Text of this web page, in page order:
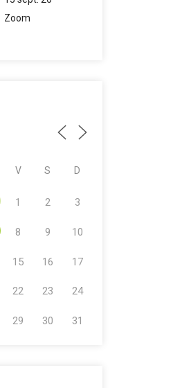
Zoom
V S D
1 2 3
8 9 10
15 16 17
22 23 24
29 30 31